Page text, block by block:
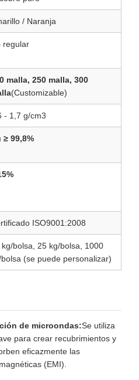
/ Naranja
regular
malla, 250 malla, 300
(Customizable)
- 1,7 g/cm3
≥ 99,8%
ISO9001:2008
kg/bolsa, 25 kg/bolsa, 1000
bolsa (se puede personalizar)
de microondas:Se utiliza
para crear recubrimientos y
eficazmente las
(EMI).